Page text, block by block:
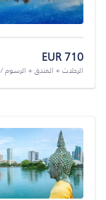
EUR 710
الرحلات + الفندق +